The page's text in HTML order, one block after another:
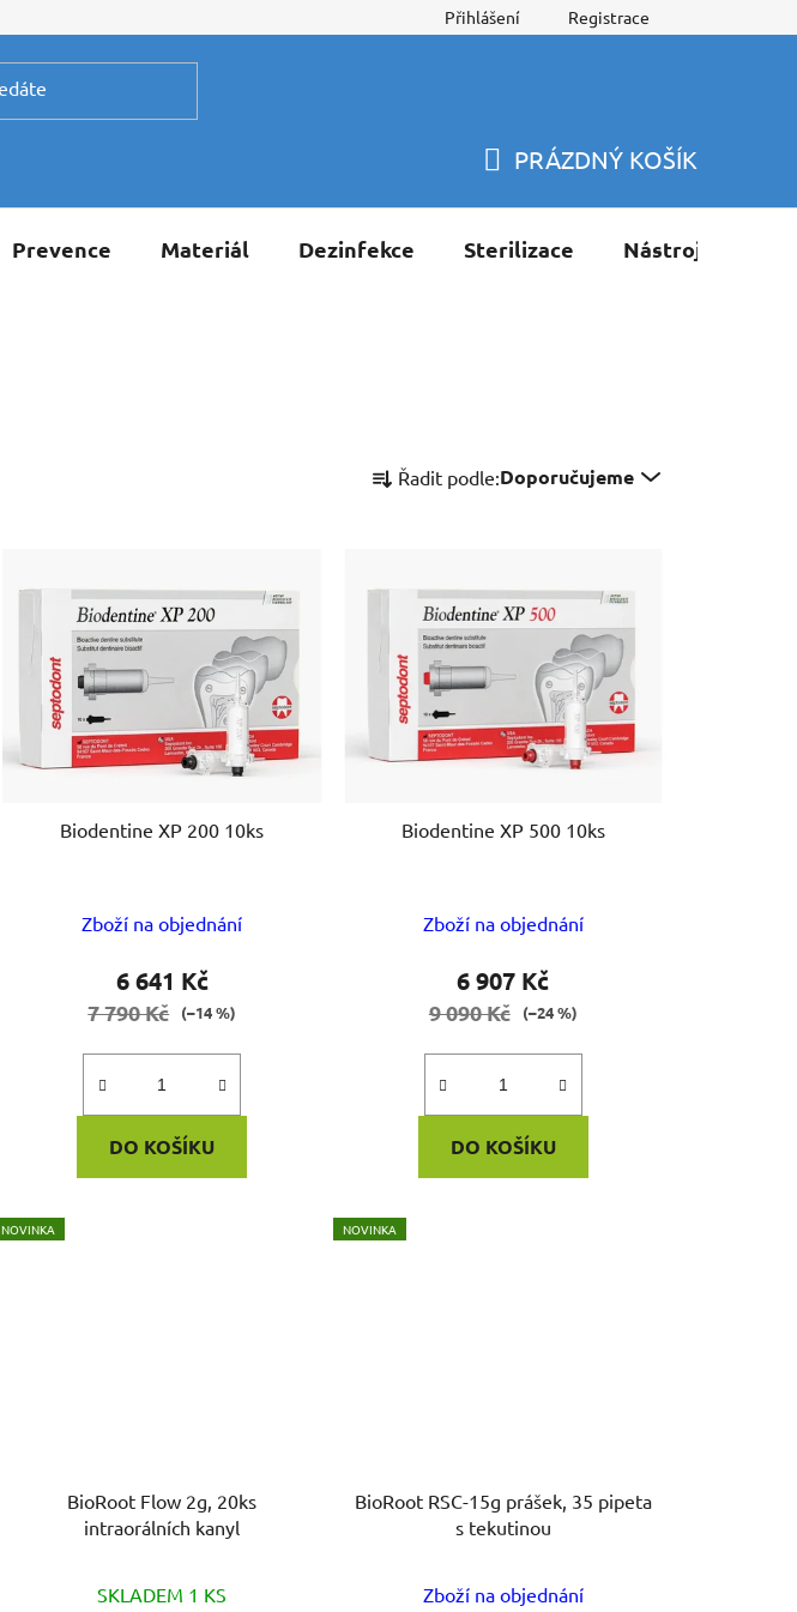
Přihlášení Registrace
KOŠÍK
PRÁZDNÝ KOŠÍK
Prevence Materiál Dezinfekce Sterilizace Nástroje
a
n
u
Řadit podle:Doporučujeme
Biodentine XP 200 10ks
Zboží na objednání
6 641 Kč
7 790 Kč (–14 %)
DO KOŠÍKU
Biodentine XP 500 10ks
Zboží na objednání
6 907 Kč
9 090 Kč (–24 %)
DO KOŠÍKU
NOVINKA
BioRoot Flow 2g, 20ks
intraorálních kanyl
SKLADEM 1 KS
NOVINKA
BioRoot RSC-15g prášek, 35 pipeta
s tekutinou
Zboží na objednání